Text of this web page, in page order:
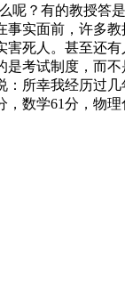
呢？有的教授答
实面前，许多
死人。甚至还
考试制度，而
所幸我经历过
数学61分，物理